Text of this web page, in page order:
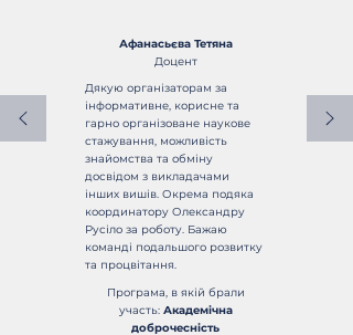
Афанасьєва Тетяна
Доцент
Дякую організаторам за
інформативне, корисне та
гарно організоване наукове
стажування, можливість
знайомства та обміну
досвідом з викладачами
інших вишів. Окрема подяка
координатору Олександру
Русіло за роботу. Бажаю
команді подальшого розвитку
та процвітання.
Програма, в якій брали
участь: Академічна
доброчесність